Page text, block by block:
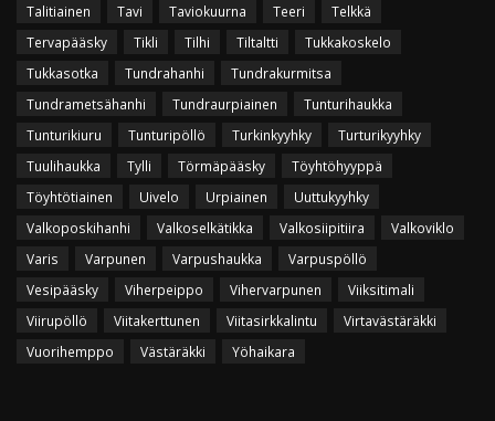
Talitiainen
Tavi Taviokuurna Teeri
Telkkä
Tervapääsky
Tikli Tilhi Tiltaltti
Tukkakoskelo
Tukkasotka
Tundrahanhi
Tundrakurmitsa
Tundrametsähanhi
Tundraurpiainen
Tunturihaukka
Tunturikiuru
Tunturipöllö Turkinkyyhky
Turturikyyhky
Tuulihaukka
Tylli Törmäpääsky
Töyhtöhyyppä
Töyhtötiainen
Uivelo Urpiainen
Uuttukyyhky
Valkoposkihanhi
Valkoselkätikka Valkosiipitiira
Valkoviklo
Varis
Varpunen Varpushaukka
Varpuspöllö
Vesipääsky
Viherpeippo Vihervarpunen
Viiksitimali
Viirupöllö
Viitakerttunen Viitasirkkalintu
Virtavästäräkki
Vuorihemppo
Västäräkki Yöhaikara